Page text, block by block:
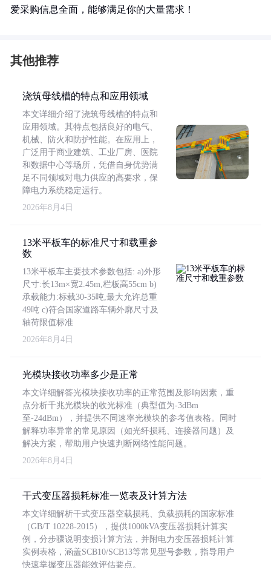
爱采购信息全面，能够满足你的大量需求！
其他推荐
浇筑母线槽的特点和应用领域
本文详细介绍了浇筑母线槽的特点和
应用领域。其特点包括良好的电气、
机械、防火和防护性能。在应用上，
广泛用于商业建筑、工业厂房、医院
和数据中心等场所，凭借自身优势满
足不同领域对电力供应的高要求，保
障电力系统稳定运行。
2026年8月4日
13米平板车的标准尺寸和载重参
数
13米平板车主要技术参数包括: a)外形
尺寸:长13m×宽2.45m,栏板高55cm b)
承载能力:标载30-35吨,最大允许总重
49吨 c)符合国家道路车辆外廓尺寸及
轴荷限值标准
2026年8月4日
光模块接收功率多少是正常
本文详细解答光模块接收功率的正常范围及影响因素，重
点分析千兆光模块的收光标准（典型值为-3dBm
至-24dBm），并提供不同速率光模块的参考值表格。同时
解释功率异常的常见原因（如光纤损耗、连接器问题）及
解决方案，帮助用户快速判断网络性能问题。
2026年8月4日
干式变压器损耗标准一览表及计算方法
本文详细解析干式变压器空载损耗、负载损耗的国家标准
（GB/T 10228-2015），提供1000kVA变压器损耗计算实
例，分步骤说明变损计算方法，并附电力变压器损耗计算
实例表格，涵盖SCB10/SCB13等常见型号参数，指导用户
快速掌握变压器能效评估要点。